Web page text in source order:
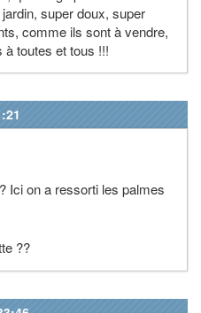
super doux, super
comme ils sont à vendre,
toutes et tous !!!
Ici on a ressorti les palmes
??